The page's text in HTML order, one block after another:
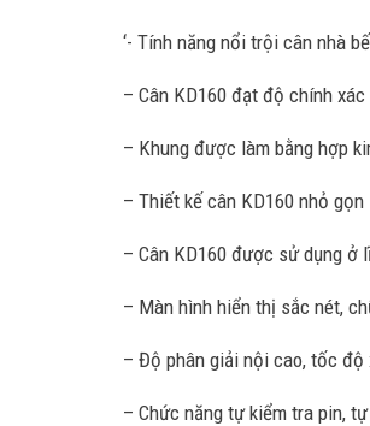
‘- Tính năng nổi trội cân nhà
– Cân KD160 đạt độ chính
– Khung được làm bằng hợp
– Thiết kế cân KD160 nhỏ
– Cân KD160 được sử dụng ở
– Màn hình hiển thị sắc nét,
– Độ phân giải nội cao, tốc độ
– Chức năng tự kiểm tra pin,